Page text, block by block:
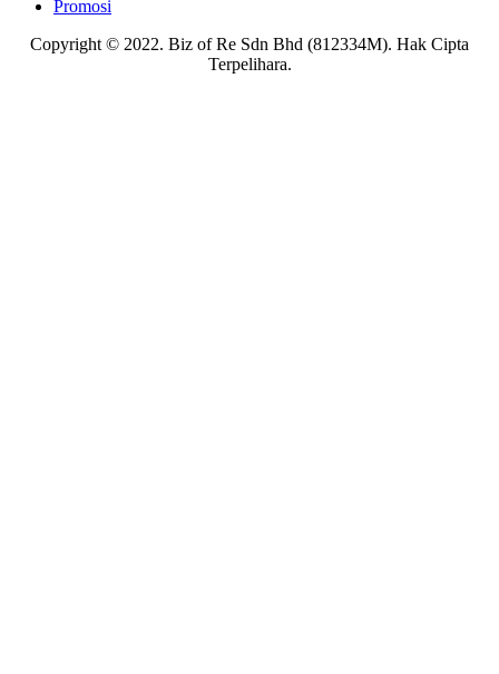
Promosi
Copyright © 2022. Biz of Re Sdn Bhd (812334M). Hak Cipta
Terpelihara.